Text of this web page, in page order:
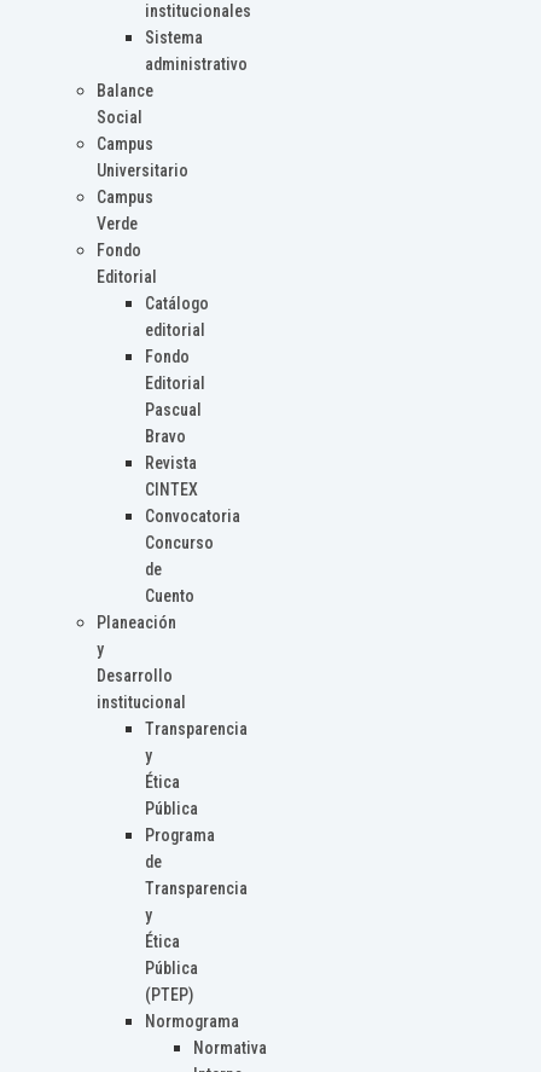
institucionales
Sistema
administrativo
Balance
Social
Campus
Universitario
Campus
Verde
Fondo
Editorial
Catálogo
editorial
Fondo
Editorial
Pascual
Bravo
Revista
CINTEX
Convocatoria
Concurso
de
Cuento
Planeación
y
Desarrollo
institucional
Transparencia
y
Ética
Pública
Programa
de
Transparencia
y
Ética
Pública
(PTEP)
Normograma
Normativa